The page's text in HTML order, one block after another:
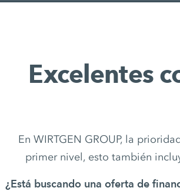
Excelentes
En WIRTGEN GROUP, la
primer nivel, esto también
¿Está buscando una oferta de